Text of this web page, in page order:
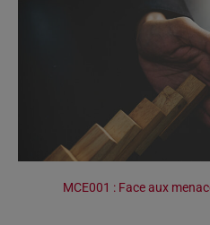
MCE001 : Face aux